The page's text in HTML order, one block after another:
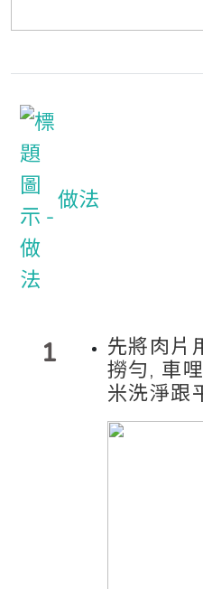
做法
1
先將肉片
撈勻, 車
米洗淨跟